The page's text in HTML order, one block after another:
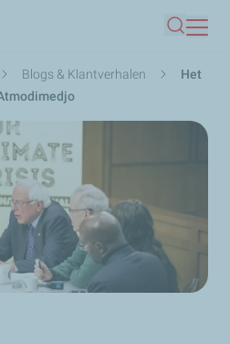
naar
de
Zoeken
Blogs & Klantverhalen
Het